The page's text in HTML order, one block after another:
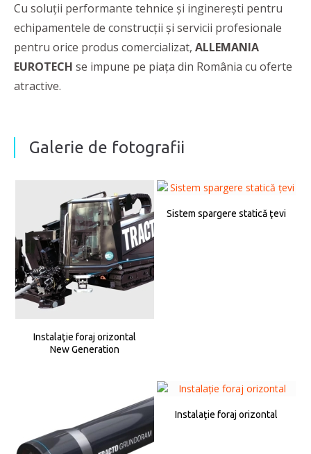
Cu soluții performante tehnice și inginerești pentru
echipamentele de construcții și servicii profesionale
pentru orice produs comercializat, ALLEMANIA
EUROTECH se impune pe piața din România cu oferte
atractive.
Galerie de fotografii
Instalaţie foraj orizontal
New Generation
Sistem spargere statică ţevi
Instalaţie foraj orizontal